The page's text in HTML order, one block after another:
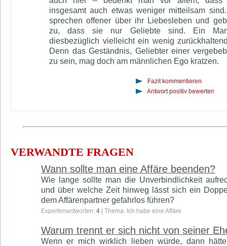
insgesamt auch etwas weniger mitteilsam
sprechen offener über ihr Liebesleben und
zu, dass sie nur Geliebte sind. Ein
diesbezüglich vielleicht ein wenig
Denn das Geständnis, Geliebter einer
zu sein, mag doch am männlichen Ego kratzen.
Fazit kommentieren
Antwort positiv bewerten
VERWANDTE FRAGEN
Wann sollte man eine Affäre beenden?
Wie lange sollte man die Unverbindlichkeit
und über welche Zeit hinweg lässt sich ein
dem Affärenpartner gefahrlos führen?
Expertenantworten: 4 | Thema: Ich habe eine Affäre
Warum trennt er sich nicht von seiner
Wenn er mich wirklich lieben würde, dann